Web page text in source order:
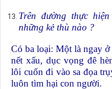
Trên đường thực
những kẻ thù nào ?
Có ba loại: Một là ngay
nết xấu, dục vọng đê
lôi cuốn đi vào sa đọa
luôn tìm hại con người.